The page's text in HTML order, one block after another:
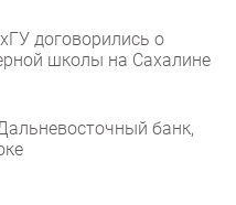
договорились о
школы на Сахалине
банк,